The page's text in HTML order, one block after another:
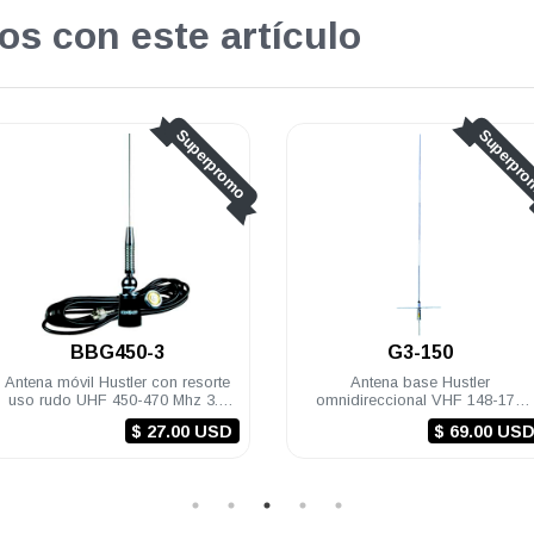
con este artículo
Superpromo
G3-150
Antena base Hustler
omnidireccional VHF 148-174
Mhz 3 dB SO-239 aluminio
$ 69.00 USD
BBGT150
Antena móvil Hustler con
uso rudo VHF 148-174
dB M-34 RG-58U (5m)
$ 47.00